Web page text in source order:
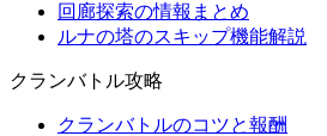
回廊探索の情報まとめ
ルナの塔のスキップ機能解説
クランバトル攻略
クランバトルのコツと報酬